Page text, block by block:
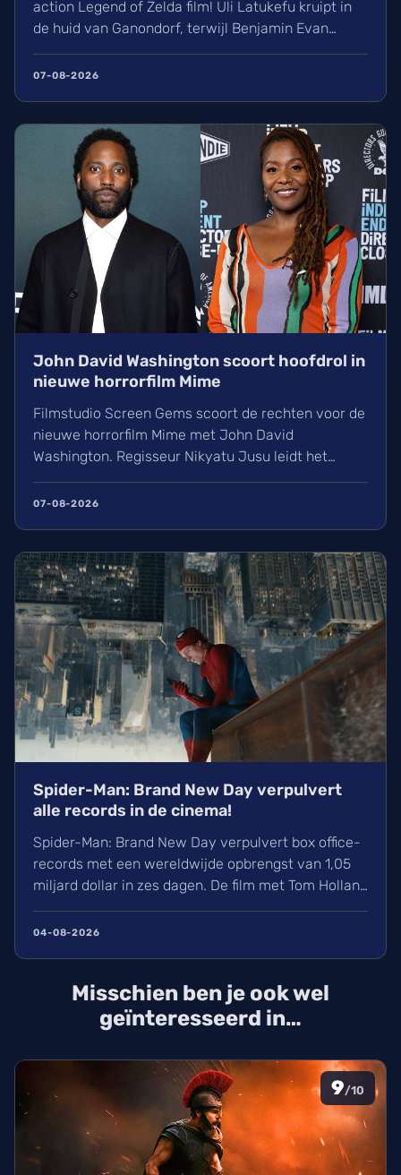
action Legend of Zelda film! Uli Latukefu kruipt in
de huid van Ganondorf, terwijl Benjamin Evan
Ainsworth en Bo Bragason de rollen van Link en
Zelda vertolken. De film, geregisseerd door Wes
wachten!
07-08-2026
John David Washington scoort hoofdrol in
nieuwe horrorfilm Mime
Filmstudio Screen Gems scoort de rechten voor de
nieuwe horrorfilm Mime met John David
Washington. Regisseur Nikyatu Jusu leidt het
bovennatuurlijke project. Ontdek ook het laatste
nieuws over streamingtoppers zoals Hit Man en
Thursday Murder Club.
07-08-2026
Spider-Man: Brand New Day verpulvert
alle records in de cinema!
Spider-Man: Brand New Day verpulvert box office-
records met een wereldwijde opbrengst van 1,05
miljard dollar in zes dagen. De film met Tom Holland
Endgame in. Volgens hollywoodreporter.com
IMAX-release.
04-08-2026
Misschien ben je ook wel
geïnteresseerd in…
9/10